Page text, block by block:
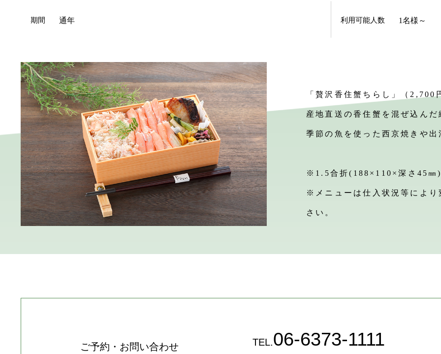
期間 通年 利用可能人数 1名様～
「贅沢香住蟹ちらし」（2,700
産地直送の香住蟹を混ぜ込んだ
季節の魚を使った西京焼きや出
※1.5合折(188×110×深さ45㎜)
※メニューは仕入状況等により
さい。
ご予約・お問い合わせ TEL.06-6373-1111